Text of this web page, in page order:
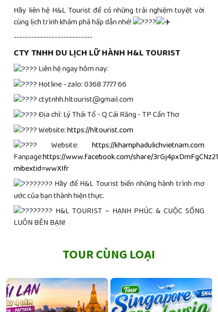
Hãy liên hệ H&L Tourist để có những trải nghiệm tuyệt vời
cùng lịch trình khám phá hấp dẫn nhé!
---------------------------
CTY TNHH DU LỊCH LỮ HÀNH H&L TOURIST
Liên hệ ngay hôm nay:
Hotline - zalo: 0368 7777 66
ctytnhh.hltourist@gmail.com
Địa chỉ: Lý Thái Tổ - Q Cái Răng - TP Cần Thơ
Website:https://hltourist.com
Website: https://khamphadulichvietnam.com
Fanpage:https://www.facebook.com/share/
mibextid=wwXIfr
Hãy để H&L Tourist biến những hành trình mơ
ước của bạn thành hiện thực.
H&L TOURIST – HẠNH PHÚC & CUỘC SỐNG
LUÔN BÊN BẠN!
TOUR CÙNG LOẠI